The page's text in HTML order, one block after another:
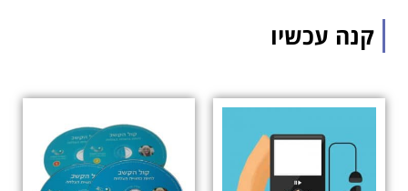
קנה עכשיו